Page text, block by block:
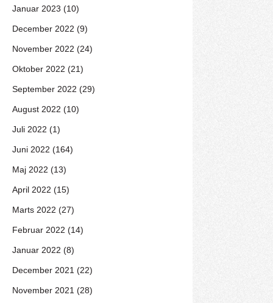
Januar 2023 (10)
December 2022 (9)
November 2022 (24)
Oktober 2022 (21)
September 2022 (29)
August 2022 (10)
Juli 2022 (1)
Juni 2022 (164)
Maj 2022 (13)
April 2022 (15)
Marts 2022 (27)
Februar 2022 (14)
Januar 2022 (8)
December 2021 (22)
November 2021 (28)